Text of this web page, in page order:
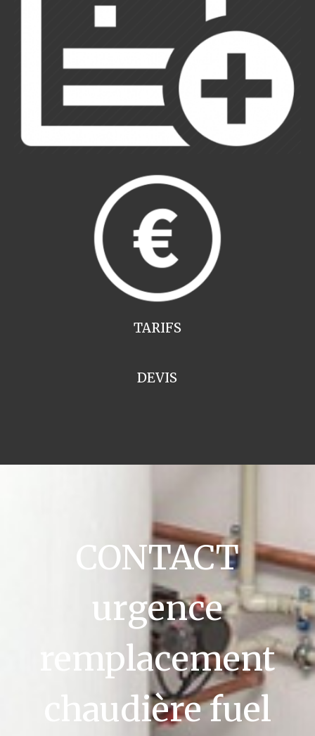
TARIFS
DEVIS
CONTACT
urgence
remplacement
chaudière fuel